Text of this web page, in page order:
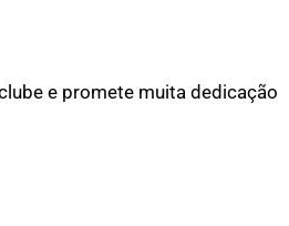
e promete muita dedicação